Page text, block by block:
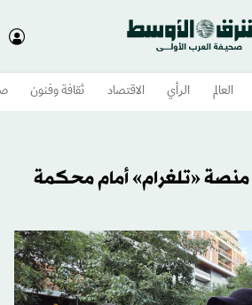
العالم الرأي الاقتصاد ثقافة وفنون
«تلغرام» أمام محكمة